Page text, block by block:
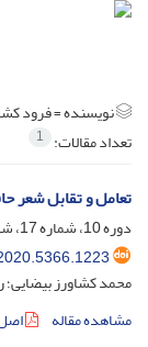
نویسنده =فرود
تعداد مقالات: 1
تعامل و تقابل شعر
دوره 10، شماره 17، شهریور 1399، صفحه
محمد کشاورز بیضایی؛
مشاهده مقاله